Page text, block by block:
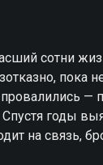
сотни
пока
—
годы
на связь,
—